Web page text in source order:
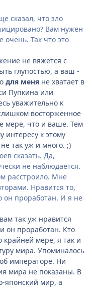
сказал, что зло
Вам нужен
очень. Так что это
не вяжется с
глупостью, а ваш -
для меня не хватает в
Пупкина или
уважительно к
восторженное
мере, что и ваше. Тем
интересу к этому
так уж и много. ;)
сказать. Да,
не наблюдается.
расстроило. Мне
Нравится то,
он проработан. И я не
так уж нравится
он проработан. Кто
крайней мере, я так и
мира. Упоминалось
об императоре. Ни
мира не показаны. В
японский мир, а